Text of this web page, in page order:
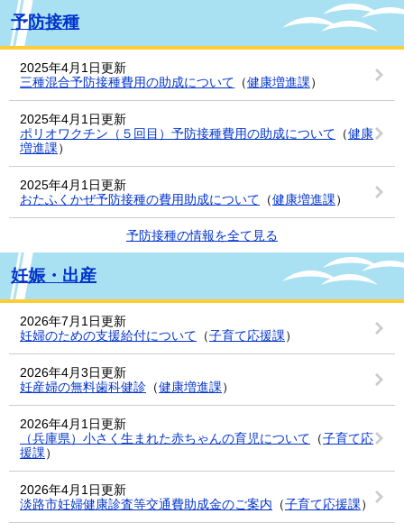
予防接種
2025年4月1日更新
三種混合予防接種費用の助成について （健康増進課）
2025年4月1日更新
ポリオワクチン（５回目）予防接種費用の助成について （健康
増進課）
2025年4月1日更新
おたふくかぜ予防接種の費用助成について （健康増進課）
予防接種の情報を全て見る
妊娠・出産
2026年7月1日更新
妊婦のための支援給付について （子育て応援課）
2026年4月3日更新
妊産婦の無料歯科健診 （健康増進課）
2026年4月1日更新
（兵庫県）小さく生まれた赤ちゃんの育児について （子育て応
援課）
2026年4月1日更新
淡路市妊婦健康診査等交通費助成金のご案内 （子育て応援課）